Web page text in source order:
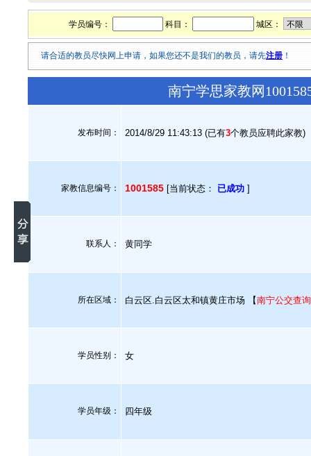
学员编号： 科目： 城区：
请合适的教员尽快网上申请，如果您还不是我们的教员，请先注册 ！
南宁学思家教网
发布时间： 2014/8/29 11:43:13 (已有3个教员应聘此家教)
家教信息编号： 1001585 [当前状态： 已成功 ]
联系人： 黄同学
所在区域： 白云区.白云区太和镇黄庄市场 【南宁公交查询
学员性别： 女
学员年级： 四年级